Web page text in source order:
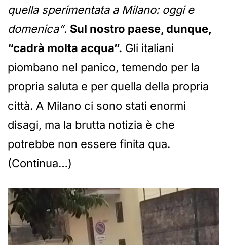
quella sperimentata a Milano: oggi e
domenica”. Sul nostro paese, dunque,
“cadrà molta acqua”. Gli italiani
piombano nel panico, temendo per la
propria saluta e per quella della propria
città. A Milano ci sono stati enormi
disagi, ma la brutta notizia è che
potrebbe non essere finita qua.
(Continua…)